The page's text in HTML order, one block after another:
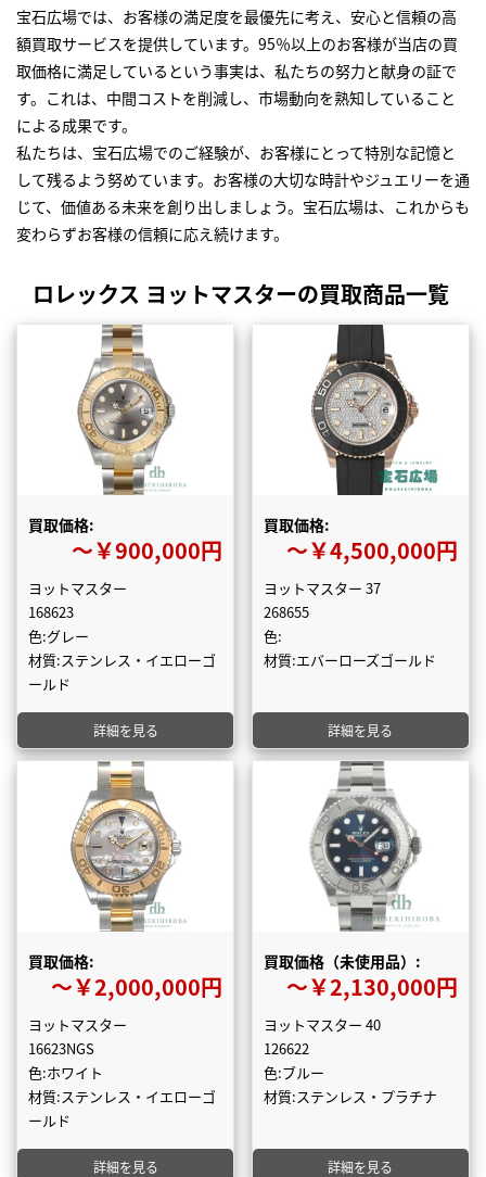
宝石広場では、お客様の満足度を最優先に考え、安心と信頼の高
額買取サービスを提供しています。95％以上のお客様が当店の買
取価格に満足しているという事実は、私たちの努力と献身の証で
す。これは、中間コストを削減し、市場動向を熟知していること
による成果です。
私たちは、宝石広場でのご経験が、お客様にとって特別な記憶と
して残るよう努めています。お客様の大切な時計やジュエリーを通
じて、価値ある未来を創り出しましょう。宝石広場は、これからも
変わらずお客様の信頼に応え続けます。
ロレックス ヨットマスターの買取商品一覧
買取価格:
〜￥900,000円
ヨットマスター
168623
色:グレー
材質:ステンレス・イエローゴ
ールド
詳細を見る
買取価格:
〜￥4,500,000円
ヨットマスター 37
268655
色:
材質:エバーローズゴールド
詳細を見る
買取価格:
〜￥2,000,000円
ヨットマスター
16623NGS
色:ホワイト
材質:ステンレス・イエローゴ
ールド
詳細を見る
買取価格（未使用品）:
〜￥2,130,000円
ヨットマスター 40
126622
色:ブルー
材質:ステンレス・プラチナ
詳細を見る